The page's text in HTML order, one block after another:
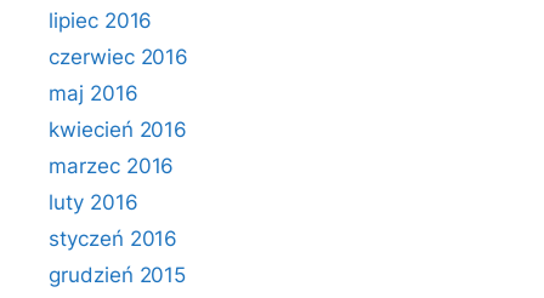
lipiec 2016
czerwiec 2016
maj 2016
kwiecień 2016
marzec 2016
luty 2016
styczeń 2016
grudzień 2015